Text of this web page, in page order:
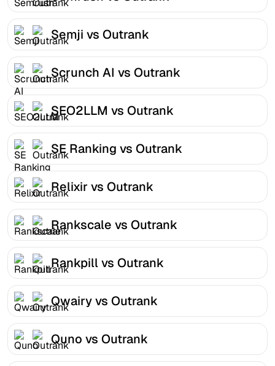
Semji vs Outrank
Scrunch AI vs Outrank
SEO2LLM vs Outrank
SE Ranking vs Outrank
Relixir vs Outrank
Rankscale vs Outrank
Rankpill vs Outrank
Qwairy vs Outrank
Quno vs Outrank